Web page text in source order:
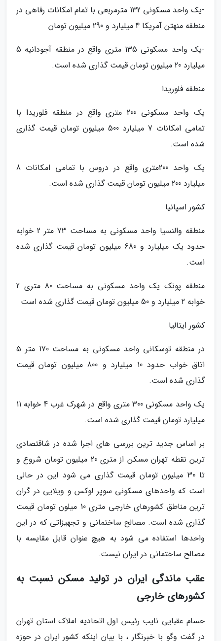
-یک واحد مسکونی 132 مترمربعی با تمام امکانات رفاهی در
منطقه منهتن آمریکا 4 میلیارد و 290 میلیون تومان
-یک واحد مسکونی 135 متری واقع در منطقه آجودانیه 5
میلیارد 20 میلیون تومان قیمت گذاری شده است.
منطقه فلوریدا
یک واحد مسکونی 200 متری واقع در منطقه فلوریدا با
تمامی امکانات 7 میلیارد 500 میلیون تومان قیمت گذاری
شده است.
یک واحد 200متری واقع در دروس با تمامی امکانات 8
میلیارد 200 میلیون تومان قیمت گذاری شده است.
کشور اسپانیا
منطقه والنسیا واحد مسکونی به مساحت 73 متر 2 خوابه
حدود یک میلیارد و 680 میلیون تومان قیمت گذاری شده
است.
منطقه پونک یک واحد مسکونی به مساحت 80 متری 2
خوابه 2 میلیارد و 50 میلیون تومان قیمت گذاری شده است
کشور ایتالیا
در منطقه توسکانی واحد مسکونی به مساحت 170 متر 5
اتاق خواب حدود 10 میلیارد و 800 میلیون تومان قیمت
گذاری شده است.
یک واحد مسکونی 300 متری واقع در شهرک غرب 4 خوابه 11
میلیارد تومان قیمت گذاری شده است.
بر اساس جدید ترین بررسی های اجرا شده در شاقتصادی
ترین نقطه تهران مسکن از متری 20 میلیون تومان شروع و
تا 30 میلیون تومان قیمت گذاری می شود این در حالی
است که واحدهای مسکونی سوپر لوکس و ویلایی در گران
ترین مناطق کشورهای خارجی متری 10 میلون تومان قیمت
گذاری شده است. مصالح ساختمانی و تجهیزاتی که در این
واحدها استفاده می شود به هیچ عنوان قابل مقایسه با
مصالح ساختمانی در ایران نیست.
عقب ماندگی ایران در تولید مسکن نسبت به
کشورهای خارجی
حسام عقبایی نایب رئیس اول اتحادیه املاک استان تهران
در گفت وگو با خبرنگار ، با بیان اینکه کشور ایران در حوزه